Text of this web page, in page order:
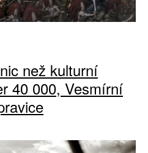
než kulturní
40 000, Vesmírní